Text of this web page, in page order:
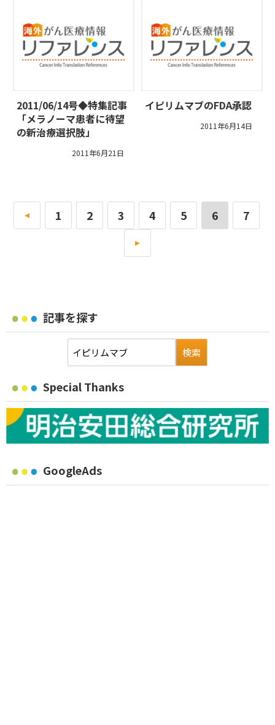
2011/06/14号◆特集記事
「メラノーマ患者に待望
の新治療選択肢」
2011年6月21日
イピリムマブのFDA承認
2011年6月14日
« 1 2 3 4 5 6
7
»
記事を探す
Special Thanks
GoogleAds